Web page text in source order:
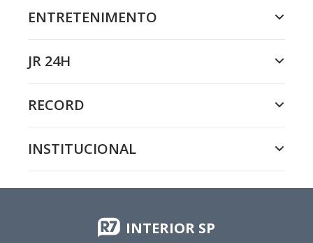
ENTRETENIMENTO
JR 24H
RECORD
INSTITUCIONAL
INTERIOR SP